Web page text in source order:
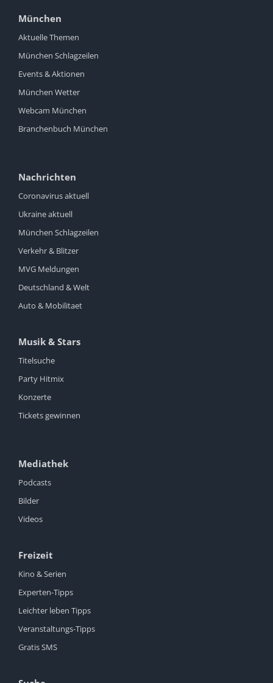
München
Aktuelle Themen
München Schlagzeilen
Events & Aktionen
München Wetter
Webcam München
Branchenbuch München
Nachrichten
Coronavirus aktuell
Ukraine aktuell
München Schlagzeilen
Verkehr & Blitzer
MVG Meldungen
Deutschland & Welt
Auto & Mobilitaet
Musik & Stars
Titelsuche
Party Hitmix
Konzerte
Tickets gewinnen
Mediathek
Podcasts
Bilder
Videos
Freizeit
Kino & Serien
Experten-Tipps
Leichter leben Tipps
Veranstaltungs-Tipps
Gratis SMS